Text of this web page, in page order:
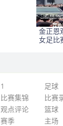
金正恩
女足比
1
足球
比赛集锦
比赛
观点评论
篮球
赛季
主场